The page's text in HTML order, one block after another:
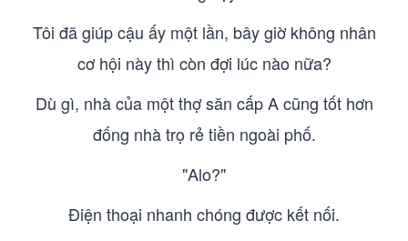
Tôi đã giúp cậu ấy một lần, bây giờ không nhân
cơ hội này thì còn đợi lúc nào nữa?
Dù gì, nhà của một thợ săn cấp A cũng tốt hơn
đống nhà trọ rẻ tiền ngoài phố.
"Alo?"
Điện thoại nhanh chóng được kết nối.